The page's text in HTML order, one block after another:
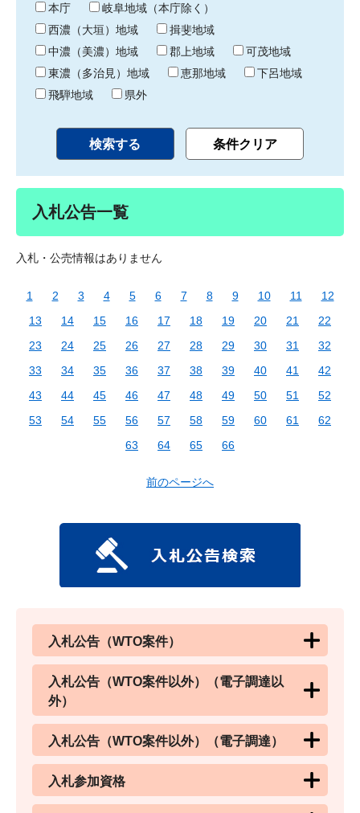
わ
り
本庁
岐阜地域（本庁除く）
西濃（大垣）地域
揖斐地域
中濃（美濃）地域
郡上地域
可茂地域
東濃（多治見）地域
恵那地域
下呂地域
飛騨地域
県外
入札公告一覧
入札・公売情報はありません
1 2 3 4 5 6 7 8 9 10 11
12
13
14 15 16 17 18 19 20 21
22
23
24 25 26 27 28 29 30 31
32
33
34 35 36 37 38 39 40 41
42
43
44 45 46 47 48 49 50 51
52
53
54 55 56 57 58 59 60 61
62
63
64 65 66
前のページへ
入札公告（WTO案件）
入札公告（WTO案件以外）（電子調達以
外）
入札公告（WTO案件以外）（電子調達）
入札参加資格